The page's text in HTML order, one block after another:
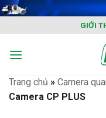
Skip
content
GIỚI
Trang chủ » Camera
Camera CP PLUS